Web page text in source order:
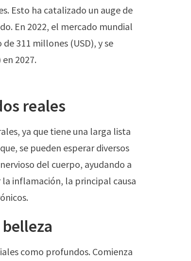
Esto ha catalizado un auge de
En 2022, el mercado mundial
de 311 millones (USD), y se
2027.
reales
ya que tiene una larga lista
se pueden esperar diversos
del cuerpo, ayudando a
inflamación, la principal causa
como profundos. Comienza